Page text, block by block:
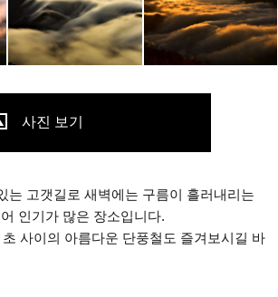
사진 보기
는 고갯길로 새벽에는 구름이 흘러내리는
인기가 많은 장소입니다.
사이의 아름다운 단풍철도 즐겨보시길 바